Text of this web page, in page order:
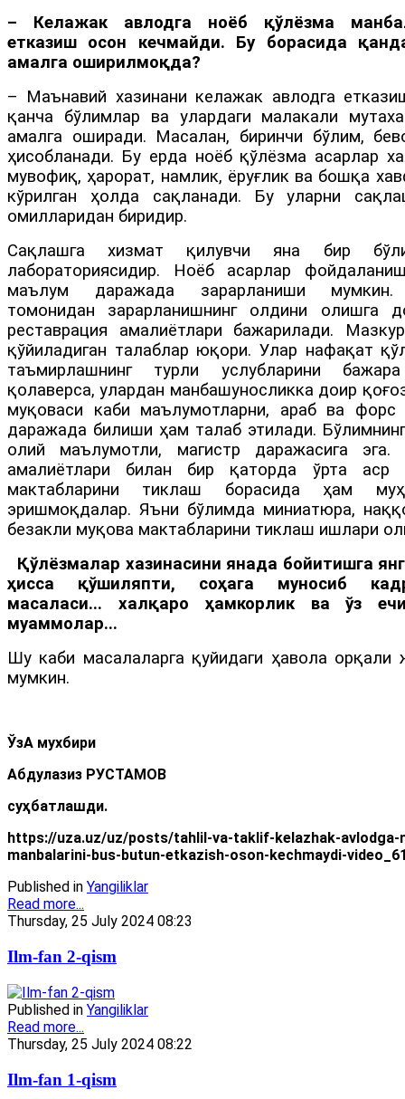
– Келажак авлодга ноёб қўлёзма
етказиш осон кечмайди. Бу борасида
амалга оширилмоқда?
– Маънавий хазинани келажак авлодга
қанча бўлимлар ва улардаги малакали
амалга оширади. Масалан, биринчи бўлим,
ҳисобланади. Бу ерда ноёб қўлёзма асарлар
мувофиқ, ҳарорат, намлик, ёруғлик ва бошқа
кўрилган ҳолда сақланади. Бу уларни
омилларидан биридир.
Сақлашга хизмат қилувчи яна бир
лабораториясидир. Ноёб асарлар
маълум даражада зарарланиши мумкин.
томонидан зарарланишнинг олдини олишга
реставрация амалиётлари бажарилади.
қўйиладиган талаблар юқори. Улар нафақат
таъмирлашнинг турли услубларини
қолаверса, улардан манбашуносликка доир
муқоваси каби маълумотларни, араб ва форс
даражада билиши ҳам талаб этилади.
олий маълумотли, магистр даражасига
амалиётлари билан бир қаторда ўрта аср
мактабларини тиклаш борасида ҳам
эришмоқдалар. Яъни бўлимда миниатюра,
безакли муқова мактабларини тиклаш ишлари
Қўлёзмалар хазинасини янада бойитишга
ҳисса қўшиляпти, соҳага муносиб
масаласи... халқаро ҳамкорлик ва ўз
муаммолар...
Шу каби масалаларга қуйидаги ҳавола орқали
мумкин.
ЎзА мухбири
Абдулазиз РУСТАМОВ
суҳбатлашди.
https://uza.uz/uz/posts/tahlil-va-taklif-kelazhak-avlodga-
manbalarini-bus-butun-etkazish-oson-kechmaydi-
Published in Yangiliklar
Read more...
Thursday, 25 July 2024 08:23
Ilm-fan 2-qism
Published in Yangiliklar
Read more...
Thursday, 25 July 2024 08:22
Ilm-fan 1-qism